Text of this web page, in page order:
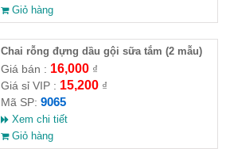
Giỏ hàng
Chai rỗng đựng dầu gội sữa tắm (2 mẫu)
Giá bán : 16,000₫
Giá sỉ VIP : 15,200₫
Mã SP: 9065
Xem chi tiết
Giỏ hàng